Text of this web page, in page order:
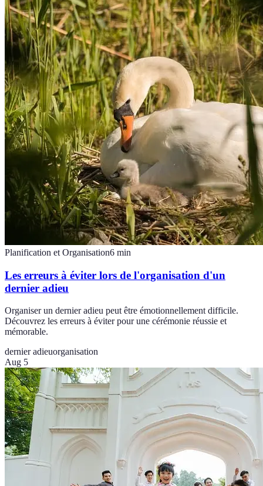
Planification et Organisation6 min
Les erreurs à éviter lors de l'organisation d'un
dernier adieu
Organiser un dernier adieu peut être émotionnellement difficile.
Découvrez les erreurs à éviter pour une cérémonie réussie et
mémorable.
dernier adieuorganisation
Aug 5